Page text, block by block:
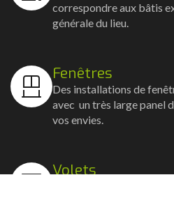
correspondre aux bâtis
générale du lieu.
Fenêtres
Des installations de
avec un très large panel
vos envies.
Volets